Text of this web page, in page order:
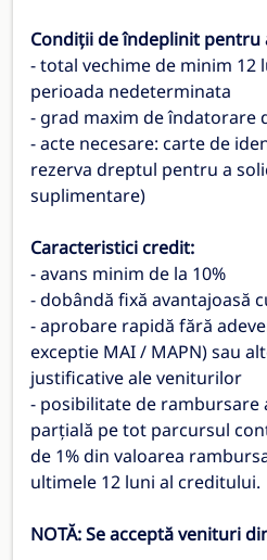
Condiții de îndeplinit
- total vechime de minim 12
perioada nedeterminata
- grad maxim de îndatorare
- acte necesare: carte de
rezerva dreptul pentru a
suplimentare)
Caracteristici credit:
- avans minim de la 10%
- dobândă fixă avantajoasă
- aprobare rapidă fără
exceptie MAI / MAPN) sau
justificative ale veniturilor
- posibilitate de rambursare
parțială pe tot parcursul
de 1% din valoarea
ultimele 12 luni al creditului.
NOTĂ: Se acceptă venituri